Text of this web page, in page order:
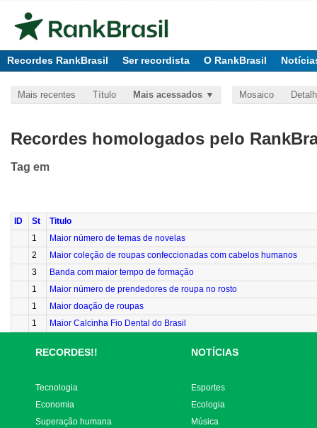
Recordes RankBrasil Ser recordista O RankBrasil
Mais recentes Título Mais acessados Mosaico
Recordes homologados pelo
Tag em
ID St
Titulo
1
Maior número de temas de novelas
2
Maior coleção de roupas confeccionadas com cabelos humanos
3
Banda com maior tempo de formação
1
Maior número de prendedores de roupa no rosto
1
Maior doação de roupas
1
Maior Calcinha Fio Dental do Brasil
RECORDES!! NOTÍCIAS
Tecnologia
Economia
Superação humana
Esportes
Ecologia
Música